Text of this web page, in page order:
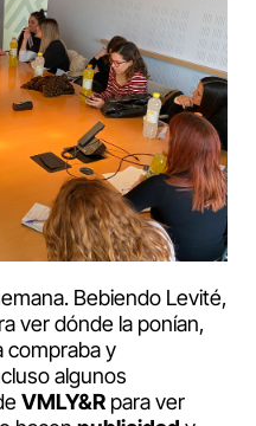
Bebiendo Levité,
ver dónde la ponían,
compraba y
algunos
VMLY&R para ver